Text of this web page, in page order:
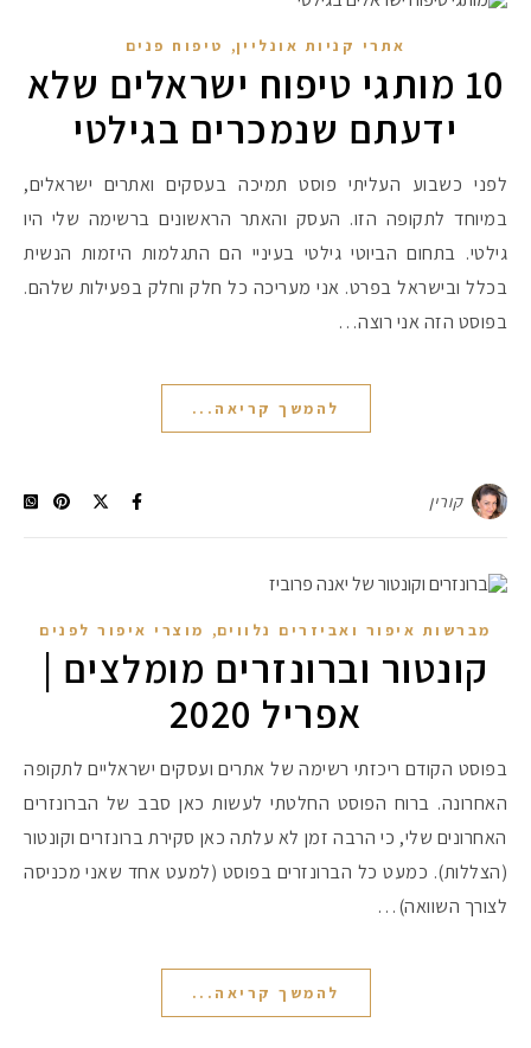
אתרי קניות אונליין, טיפוח פנים
10 מותגי טיפוח ישראלים שלא
ידעתם שנמכרים בגילטי
לפני כשבוע העליתי פוסט תמיכה בעסקים ואתרים ישראלים,
במיוחד לתקופה הזו. העסק והאתר הראשונים ברשימה שלי היו
גילטי. בתחום הביוטי גילטי בעיניי הם התגלמות היזמות הנשית
בכלל ובישראל בפרט. אני מעריכה כל חלק וחלק בפעילות שלהם.
בפוסט הזה אני רוצה…
להמשך קריאה...
קורין
מברשות איפור ואביזרים נלווים, מוצרי איפור לפנים
קונטור וברונזרים מומלצים |
אפריל 2020
בפוסט הקודם ריכזתי רשימה של אתרים ועסקים ישראליים לתקופה
האחרונה. ברוח הפוסט החלטתי לעשות כאן סבב של הברונזרים
האחרונים שלי, כי הרבה זמן לא עלתה כאן סקירת ברונזרים וקונטור
(הצללות). כמעט כל הברונזרים בפוסט (למעט אחד שאני מכניסה
לצורך השוואה)…
להמשך קריאה...